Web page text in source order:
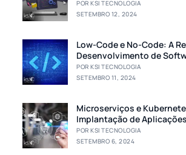
POR KSI TECNOLOGIA
SETEMBRO 12, 2024
Low-Code e No-Code: A
Desenvolvimento de
POR KSI TECNOLOGIA
SETEMBRO 11, 2024
Microserviços e
Implantação de Aplicações
POR KSI TECNOLOGIA
SETEMBRO 6, 2024